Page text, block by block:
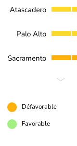
Atascadero
Palo Alto
Sacramento
Défavorable
Favorable